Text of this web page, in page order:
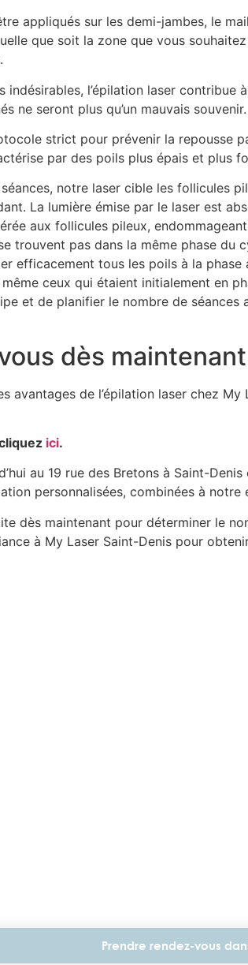
appliqués sur les demi-jambes, le
que soit la zone que vous
indésirables, l’épilation laser
ne seront plus qu’un mauvais souvenir.
strict pour prévenir la repousse
par des poils plus épais et plus
notre laser cible les follicules
La lumière émise par le laser est
aux follicules pileux,
trouvent pas dans la même phase du
efficacement tous les poils à la
ceux qui étaient initialement en
et de planifier le nombre de
dès
avantages de l’épilation laser chez
ici.
au 19 rue des Bretons à Saint-
personnalisées, combinées à
dès maintenant pour déterminer le
à My Laser Saint-Denis pour
Prendre rendez-vous